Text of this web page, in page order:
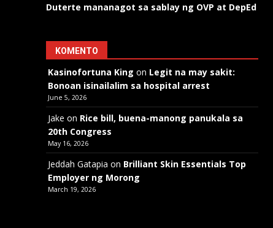
Duterte mananagot sa sablay ng OVP at DepEd
KOMENTO
Kasinofortuna King on Legit na may sakit:
Bonoan isinailalim sa hospital arrest
June 5, 2026
Jake on Rice bill, buena-manong panukala sa
20th Congress
May 16, 2026
Jeddah Gatapia on Brilliant Skin Essentials Top
Employer ng Morong
March 19, 2026